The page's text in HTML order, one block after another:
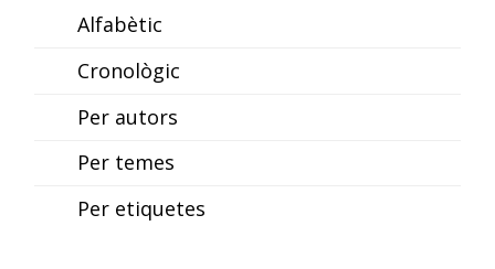
Alfabètic
Cronològic
Per autors
Per temes
Per etiquetes